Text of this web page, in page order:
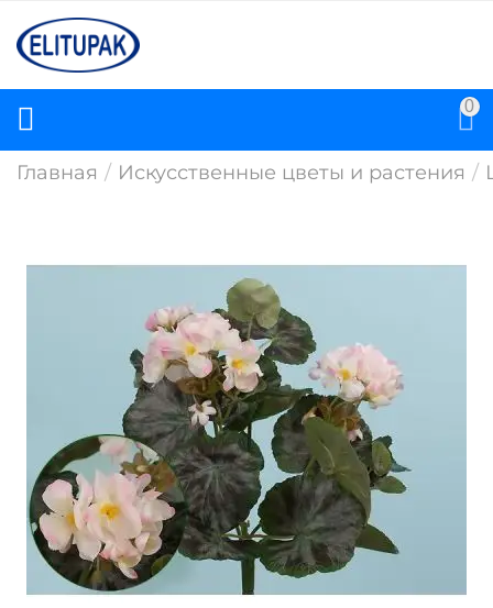
0
Главная / Искусственные цветы и растения /